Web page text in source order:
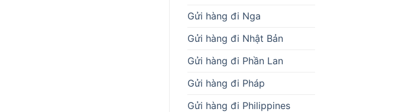
Gửi hàng đi Nga
Gửi hàng đi Nhật Bản
Gửi hàng đi Phần Lan
Gửi hàng đi Pháp
Gửi hàng đi Philippines